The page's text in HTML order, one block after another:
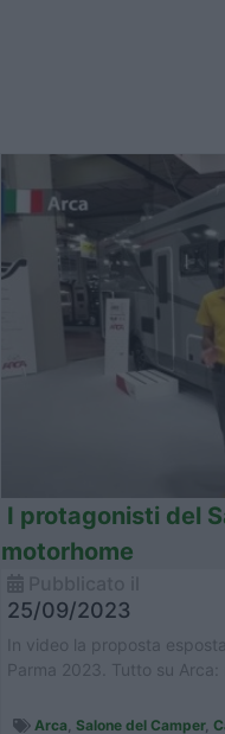
I protagonisti del
motorhome
25/09/2023
In video la proposta
Parma 2023. Tutto su
Arca, Salone del Camper,